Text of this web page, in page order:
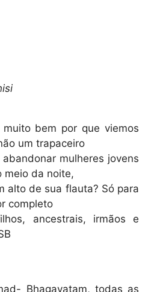
bem por que viemos
um trapaceiro
mulheres jovens
meio da noite,
alto de sua flauta? Só para
completo
ancestrais, irmãos e
Bhagavatam, todas as